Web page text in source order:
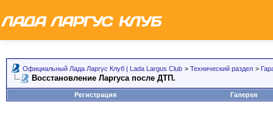
Официальный Лада Ларгус Клуб | Lada Largus Club > Технический раздел >
Восстановление Ларгуса после ДТП.
Регистрация Галерея